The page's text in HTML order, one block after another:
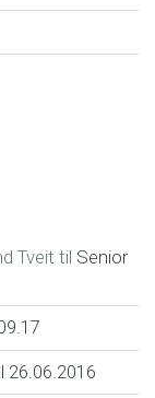
Tveit til Senior
26.06.2016